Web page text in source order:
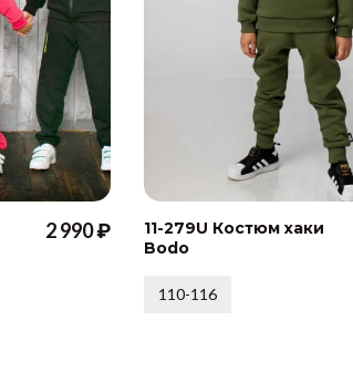
2 990 ₽
11-279U Костюм хаки
Bodo
110-116